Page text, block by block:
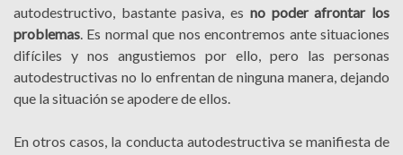
autodestructivo, bastante pasiva, es no poder afrontar los
problemas. Es normal que nos encontremos ante situaciones
difíciles y nos angustiemos por ello, pero las personas
autodestructivas no lo enfrentan de ninguna manera, dejando
que la situación se apodere de ellos.
En otros casos, la conducta autodestructiva se manifiesta de